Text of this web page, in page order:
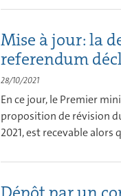
Mise à jour: la
referendum
28/10/2021
En ce jour, le Premier
proposition de révision
2021, est recevable